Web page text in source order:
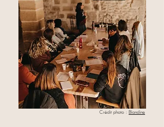
Crédit photo : Blandine